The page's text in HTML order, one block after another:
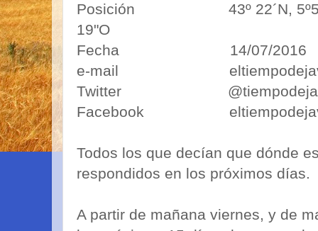
Posición 43º 22´N, 5º50´O
19"O
Fecha 14/07/2016
e-mail
Twitter
Facebook
Todos los que decían que dónde
respondidos en los próximos días.
A partir de mañana viernes, y de